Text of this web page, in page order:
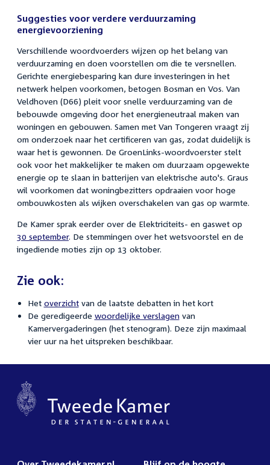
Suggesties voor verdere verduurzaming
energievoorziening
Verschillende woordvoerders wijzen op het belang van
verduurzaming en doen voorstellen om die te versnellen.
Gerichte energiebesparing kan dure investeringen in het
netwerk helpen voorkomen, betogen Bosman en Vos. Van
Veldhoven (D66) pleit voor snelle verduurzaming van de
bebouwde omgeving door het energieneutraal maken van
woningen en gebouwen. Samen met Van Tongeren vraagt zij
om onderzoek naar het certificeren van gas, zodat duidelijk is
waar het is gewonnen. De GroenLinks-woordvoerster stelt
ook voor het makkelijker te maken om duurzaam opgewekte
energie op te slaan in batterijen van elektrische auto's. Graus
wil voorkomen dat woningbezitters opdraaien voor hoge
ombouwkosten als wijken overschakelen van gas op warmte.
De Kamer sprak eerder over de Elektriciteits- en gaswet op
30 september. De stemmingen over het wetsvoorstel en de
ingediende moties zijn op 13 oktober.
Zie ook:
Het overzichtvan de laatste debatten in het kort
De geredigeerde woordelijke verslagenvan
Kamervergaderingen (het stenogram). Deze zijn maximaal
vier uur na het uitspreken beschikbaar.